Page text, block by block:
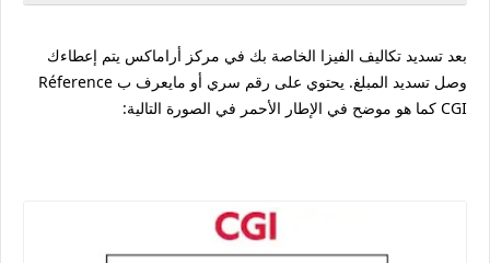
بعد تسديد تكاليف الفيزا الخاصة بك في مركز أراماكس يتم إعطاءك
وصل تسديد المبلغ. يحتوي على رقم سري أو مايعرف ب Réference
CGI كما هو موضح في الإطار الأحمر في الصورة التالية: